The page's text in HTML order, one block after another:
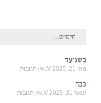
כשנועה
מאי 21, 2025 אין תגובות
כבה
ינואר 31, 2025 אין תגובות